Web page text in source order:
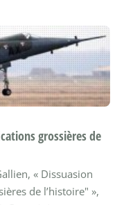
grossières de
« Dissuasion
de l’histoire" »,